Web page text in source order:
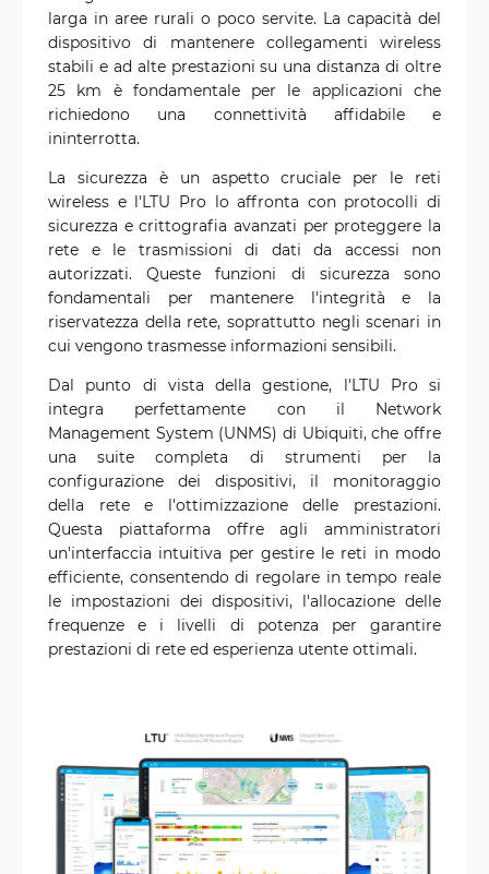
larga in aree rurali o poco servite. La capacità del
dispositivo di mantenere collegamenti wireless
stabili e ad alte prestazioni su una distanza di oltre
25 km è fondamentale per le applicazioni che
richiedono una connettività affidabile e
ininterrotta.
La sicurezza è un aspetto cruciale per le reti
wireless e l'LTU Pro lo affronta con protocolli di
sicurezza e crittografia avanzati per proteggere la
rete e le trasmissioni di dati da accessi non
autorizzati. Queste funzioni di sicurezza sono
fondamentali per mantenere l'integrità e la
riservatezza della rete, soprattutto negli scenari in
cui vengono trasmesse informazioni sensibili.
Dal punto di vista della gestione, l'LTU Pro si
integra perfettamente con il Network
Management System (UNMS) di Ubiquiti, che offre
una suite completa di strumenti per la
configurazione dei dispositivi, il monitoraggio
della rete e l'ottimizzazione delle prestazioni.
Questa piattaforma offre agli amministratori
un'interfaccia intuitiva per gestire le reti in modo
efficiente, consentendo di regolare in tempo reale
le impostazioni dei dispositivi, l'allocazione delle
frequenze e i livelli di potenza per garantire
prestazioni di rete ed esperienza utente ottimali.